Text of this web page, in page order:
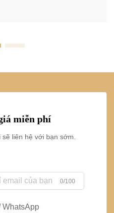
miễn phí
liên hệ với bạn sớm.
0/100
WhatsApp